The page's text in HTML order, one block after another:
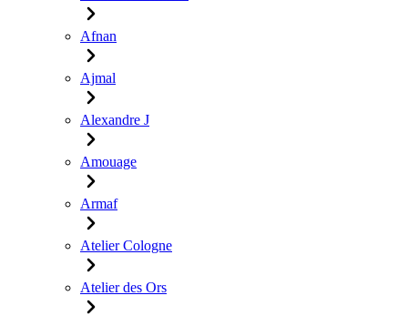
Afnan
Ajmal
Alexandre J
Amouage
Armaf
Atelier Cologne
Atelier des Ors